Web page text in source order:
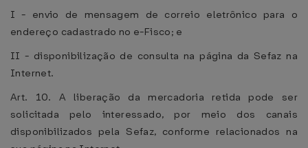
I - envio de mensagem de correio eletrônico para o
endereço cadastrado no e-Fisco; e
II - disponibilização de consulta na página da Sefaz na
Internet.
Art. 10. A liberação da mercadoria retida pode ser
solicitada pelo interessado, por meio dos canais
disponibilizados pela Sefaz, conforme relacionados na